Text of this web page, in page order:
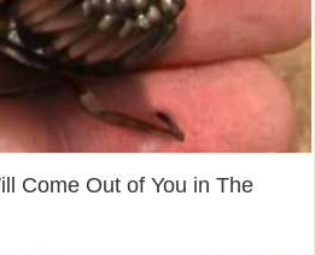
Come Out of You in The